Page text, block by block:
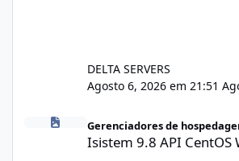
DELTA SERVERS
Agosto 6, 2026 em 21:51
Isistem 9.8 API CentOS Web Panel
Gerenciadores de
Isistem 9.8 API CentOS